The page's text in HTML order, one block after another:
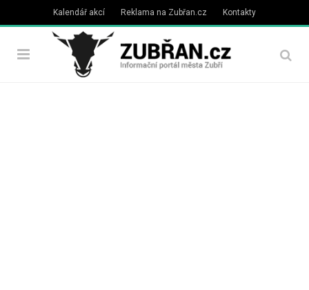
Kalendář akcí Reklama na Zubřan.cz Kontakty